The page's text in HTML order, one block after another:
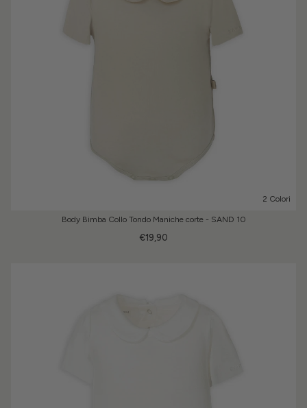
2 Colori
Body Bimba Collo Tondo Maniche corte - SAND 10
€19,90